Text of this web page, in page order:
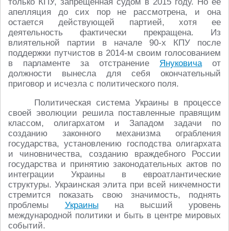
апелляция до сих пор не рассмотрена, и она
остается действующей партией, хотя ее
деятельность фактически прекращена. Из
влиятельной партии в начале 90-х КПУ после
поддержки путчистов в 2014-м своим голосованием
в парламенте за отстранение Януковичаот
должности вынесла для себя окончательный
приговор и исчезла с политического поля.
Политическая система Украины в процессе
своей эволюции решила поставленные правящим
классом, олигархатом и Западом задачи по
созданию законного механизма ограбления
государства, установлению господства олигархата
и чиновничества, созданию враждебного России
государства и принятию законодательных актов по
интеграции Украины в евроатлантические
структуры. Украинская элита при всей никчемности
стремится показать свою значимость, поднять
проблемы Украины на высший уровень
международной политики и быть в центре мировых
событий.